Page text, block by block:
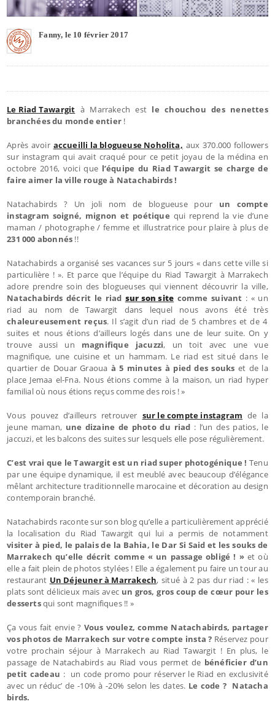
Fanny, le 10 février 2017
Le Riad Tawargit à Marrakech est le chouchou des nenettes
branchées du monde entier !
Après avoir accueilli la blogueuse Noholita, aux 370.000 followers
sur instagram qui avait craqué pour ce petit joyau de la médina en
octobre 2016, voici que l’équipe du Riad Tawargit se charge de
faire aimer la ville rouge à Natachabirds !
Natachabirds ? Un joli nom de blogueuse pour un compte
instagram soigné, mignon et poétique qui reprend la vie d’une
maman / photographe / femme et illustratrice pour plaire à plus de
231 000 abonnés !!
Natachabirds a organisé ses vacances sur 5 jours « dans cette ville si
particulière ! ». Et parce que l’équipe du Riad Tawargit à Marrakech
adore prendre soin des blogueuses qui viennent découvrir la ville,
Natachabirds décrit le riad sur son site comme suivant : « un
riad au nom de Tawargit dans lequel nous avons été très
chaleureusement reçus. Il s’agit d’un riad de 5 chambres et de 4
suites et nous étions d’ailleurs logés dans une de leur suite. On y
trouve aussi un magnifique jacuzzi, un toit avec une vue
magnifique, une cuisine et un hammam. Le riad est situé dans le
quartier de Douar Graoua à 5 minutes à pied des souks et de la
place Jemaa el-Fna. Nous étions comme à la maison, un riad hyper
familial où nous étions reçus comme des rois ! »
Vous pouvez d’ailleurs retrouver sur le compte instagram de la
jeune maman, une dizaine de photo du riad : l’un des patios, le
jaccuzi, et les balcons des suites sur lesquels elle pose régulièrement.
C’est vrai que le Tawargit est un riad super photogénique ! Tenu
par une équipe dynamique, il est meublé avec beaucoup d’élégance
mêlant architecture traditionnelle marocaine et décoration au design
contemporain branché.
Natachabirds raconte sur son blog qu’elle a particulièrement apprécié
la localisation du Riad Tawargit qui lui a permis de notamment
visiter à pied, le palais de la Bahia, le Dar Si Said et les souks de
Marrakech qu’elle décrit comme « un passage obligé ! »et où
elle a fait plein de photos stylées ! Elle a également pu faire un tour au
restaurant Un Déjeuner à Marrakech, situé à 2 pas dur riad : « les
plats sont délicieux mais avec un gros, gros coup de cœur pour les
dessertsqui sont magnifiques !! »
Ça vous fait envie ? Vous voulez, comme Natachabirds, partager
vos photos de Marrakech sur votre compte insta ? Réservez pour
votre prochain séjour à Marrakech au Riad Tawargit ! En plus, le
passage de Natachabirds au Riad vous permet de bénéficier d’un
petit cadeau : un code promo pour réserver le Riad en exclusivité
avec un réduc’ de -10% à -20% selon les dates. Le code ? Natacha
birds.